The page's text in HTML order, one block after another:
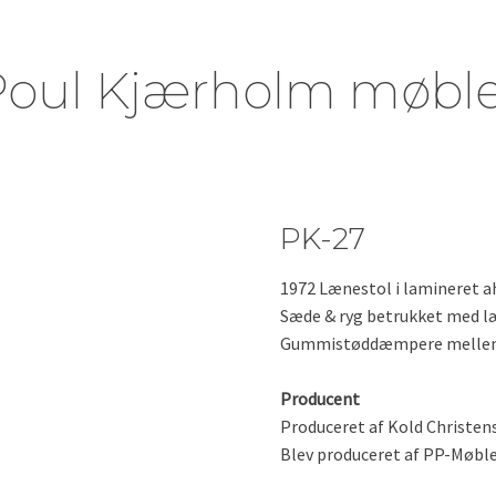
Kjærholm
PK-27
1972 Lænestol i lamineret
Sæde & ryg betrukket med
Gummistøddæmpere
Producent
Produceret af Kold
Blev produceret af PP-